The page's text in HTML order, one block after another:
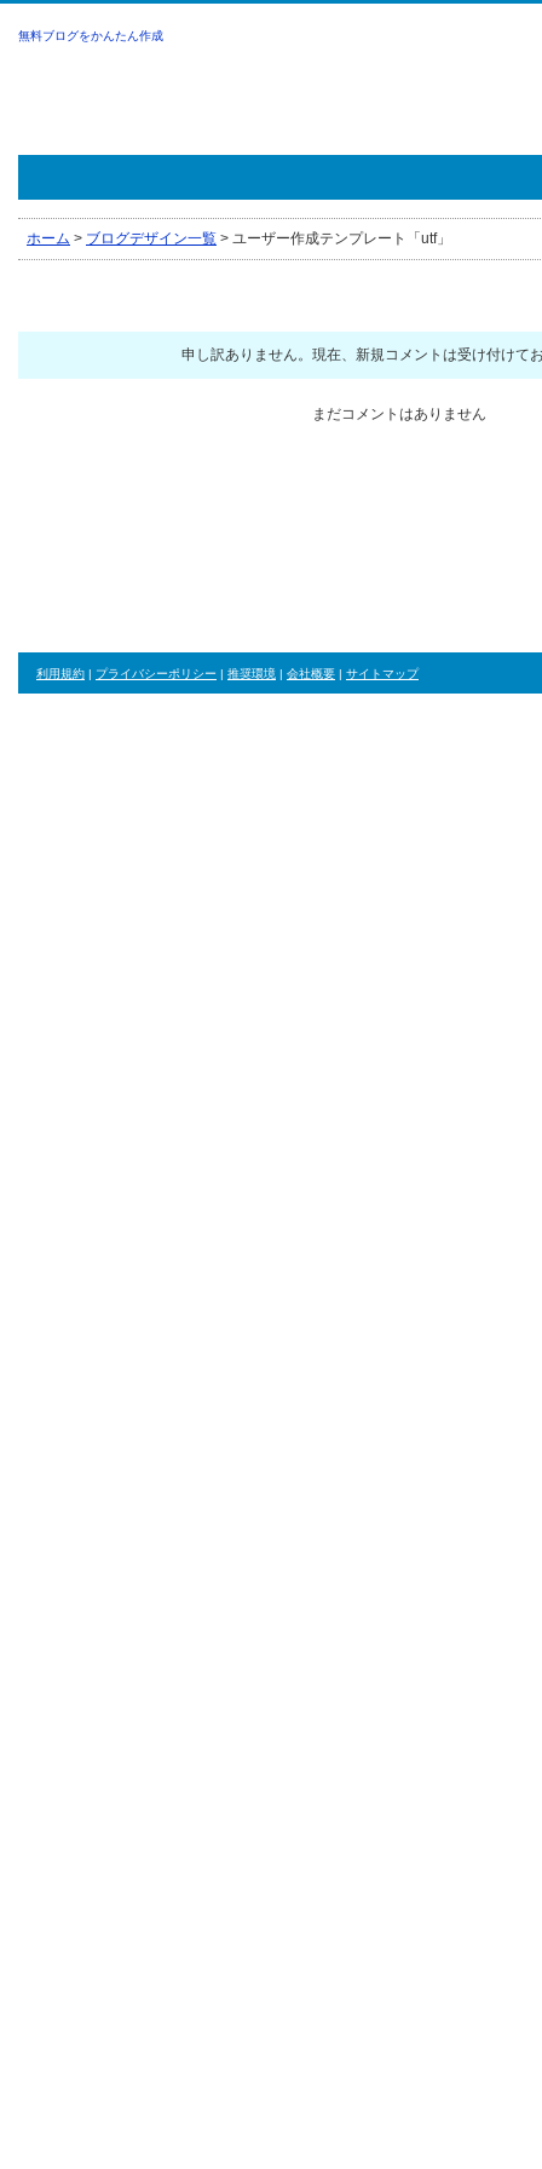
無料ブログをかんたん作成
ホーム > ブログデザイン一覧 > ユーザー作成テンプレート「utf」
申し訳ありません。現在、新規コメントは受け付けて
まだコメントはありません
利用規約 | プライバシーポリシー | 推奨環境 | 会社概要 | サイトマップ